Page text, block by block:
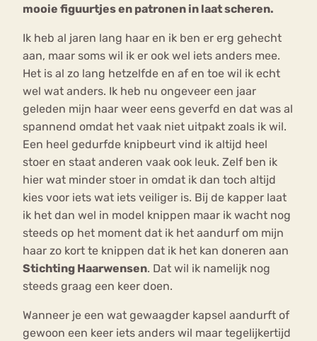
mooie figuurtjes en patronen in laat scheren.
Ik heb al jaren lang haar en ik ben er erg gehecht
aan, maar soms wil ik er ook wel iets anders mee.
Het is al zo lang hetzelfde en af en toe wil ik echt
wel wat anders. Ik heb nu ongeveer een jaar
geleden mijn haar weer eens geverfd en dat was al
spannend omdat het vaak niet uitpakt zoals ik wil.
Een heel gedurfde knipbeurt vind ik altijd heel
stoer en staat anderen vaak ook leuk. Zelf ben ik
hier wat minder stoer in omdat ik dan toch altijd
kies voor iets wat iets veiliger is. Bij de kapper laat
ik het dan wel in model knippen maar ik wacht nog
steeds op het moment dat ik het aandurf om mijn
haar zo kort te knippen dat ik het kan doneren aan
Stichting Haarwensen. Dat wil ik namelijk nog
steeds graag een keer doen.
Wanneer je een wat gewaagder kapsel aandurft of
gewoon een keer iets anders wil maar tegelijkertijd